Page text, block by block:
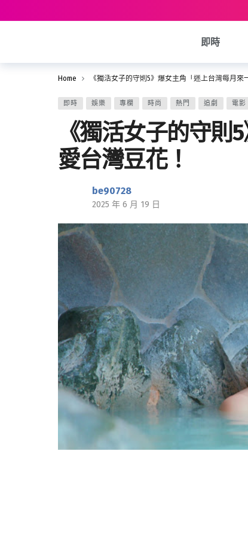
即時
Home 《獨活女子的守則5》爆女主角「迷上台灣每月來
即時 娛樂 專欄 時尚 熱門 追劇 電影
《獨活女子的守
愛台灣豆花！
be90728
2025 年 6 月 19 日